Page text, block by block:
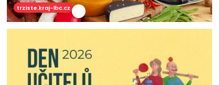
trziste.kraj-lbc.cz